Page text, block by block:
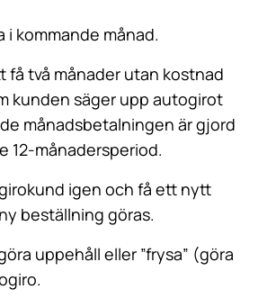
i kommande månad.
få två månader utan kostnad
kunden säger upp autogirot
månadsbetalningen är gjord
12-månadersperiod.
igen och få ett nytt
beställning göras.
uppehåll eller ”frysa” (göra